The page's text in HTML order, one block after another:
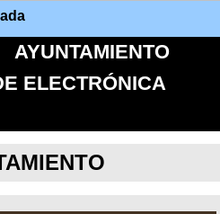
AYUNTAMIENTO
ELECTRÓNICA